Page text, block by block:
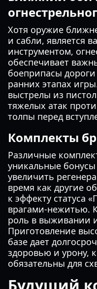
Хотя оружие
и сабли, является
инструментом,
обеспечивает
боеприпасы
ранних этапах
выстрелы из
тяжелых атак
толпы перед
Комплекты
Различные
уникальные
увеличить
время как другие
к эффекту статуса
врагами-нежитью.
роль в выживании
Приготовление
базе дает
здоровью и урону,
обязательны для